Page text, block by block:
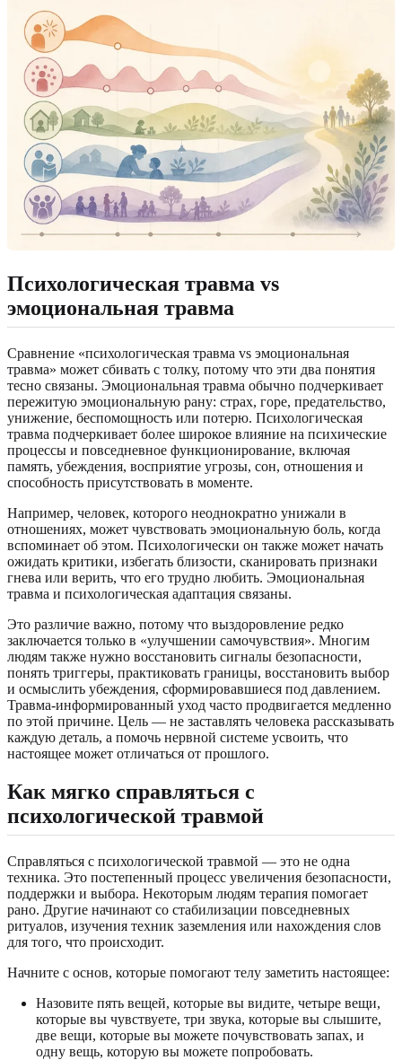
Психологическая травма vs
эмоциональная травма
Сравнение «психологическая травма vs эмоциональная
травма» может сбивать с толку, потому что эти два понятия
тесно связаны. Эмоциональная травма обычно подчеркивает
пережитую эмоциональную рану: страх, горе, предательство,
унижение, беспомощность или потерю. Психологическая
травма подчеркивает более широкое влияние на психические
процессы и повседневное функционирование, включая
память, убеждения, восприятие угрозы, сон, отношения и
способность присутствовать в моменте.
Например, человек, которого неоднократно унижали в
отношениях, может чувствовать эмоциональную боль, когда
вспоминает об этом. Психологически он также может начать
ожидать критики, избегать близости, сканировать признаки
гнева или верить, что его трудно любить. Эмоциональная
травма и психологическая адаптация связаны.
Это различие важно, потому что выздоровление редко
заключается только в «улучшении самочувствия». Многим
людям также нужно восстановить сигналы безопасности,
понять триггеры, практиковать границы, восстановить выбор
и осмыслить убеждения, сформировавшиеся под давлением.
Травма-информированный уход часто продвигается медленно
по этой причине. Цель — не заставлять человека рассказывать
каждую деталь, а помочь нервной системе усвоить, что
настоящее может отличаться от прошлого.
Как мягко справляться с
психологической травмой
Справляться с психологической травмой — это не одна
техника. Это постепенный процесс увеличения безопасности,
поддержки и выбора. Некоторым людям терапия помогает
рано. Другие начинают со стабилизации повседневных
ритуалов, изучения техник заземления или нахождения слов
для того, что происходит.
Начните с основ, которые помогают телу заметить настоящее:
Назовите пять вещей, которые вы видите, четыре вещи,
которые вы чувствуете, три звука, которые вы слышите,
две вещи, которые вы можете почувствовать запах, и
одну вещь, которую вы можете попробовать.